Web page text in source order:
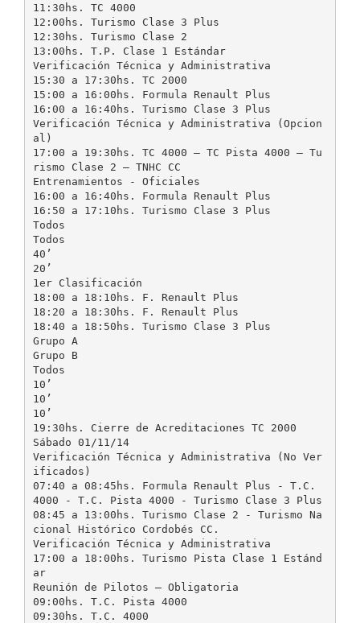
11:30hs. TC 4000
12:00hs. Turismo Clase 3 Plus
12:30hs. Turismo Clase 2
13:00hs. T.P. Clase 1 Estándar
Verificación Técnica y Administrativa
15:30 a 17:30hs. TC 2000
15:00 a 16:00hs. Formula Renault Plus
16:00 a 16:40hs. Turismo Clase 3 Plus
Verificación Técnica y Administrativa (Opcion
al)
17:00 a 19:30hs. TC 4000 – TC Pista 4000 – Tu
rismo Clase 2 – TNHC CC
Entrenamientos - Oficiales
16:00 a 16:40hs. Formula Renault Plus
16:50 a 17:10hs. Turismo Clase 3 Plus
Todos
Todos
40’
20’
1er Clasificación
18:00 a 18:10hs. F. Renault Plus
18:20 a 18:30hs. F. Renault Plus
18:40 a 18:50hs. Turismo Clase 3 Plus
Grupo A
Grupo B
Todos
10’
10’
10’
19:30hs. Cierre de Acreditaciones TC 2000
Sábado 01/11/14
Verificación Técnica y Administrativa (No Ver
ificados)
07:40 a 08:45hs. Formula Renault Plus - T.C.
4000 - T.C. Pista 4000 - Turismo Clase 3 Plus
08:45 a 13:00hs. Turismo Clase 2 - Turismo Na
cional Histórico Cordobés CC.
Verificación Técnica y Administrativa
17:00 a 18:00hs. Turismo Pista Clase 1 Estánd
ar
Reunión de Pilotos – Obligatoria
09:00hs. T.C. Pista 4000
09:30hs. T.C. 4000